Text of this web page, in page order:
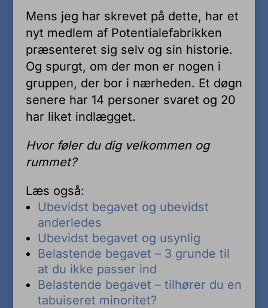
Mens jeg har skrevet på dette, har et
nyt medlem af Potentialefabrikken
præsenteret sig selv og sin historie.
Og spurgt, om der mon er nogen i
gruppen, der bor i nærheden. Et døgn
senere har 14 personer svaret og 20
har liket indlægget.
Hvor føler du dig velkommen og
rummet?
Læs også:
Ubevidst begavet og ubevidst
anderledes
Ubevidst begavet og usynlig
Belastende begavet – 3 grunde til
at du ikke passer ind
Belastende begavet – tilhører du en
tabuiseret minoritet?